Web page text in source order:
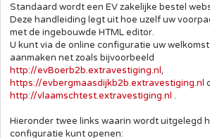
Standaard wordt een EV zakelijke bestel
Deze handleiding legt uit hoe uzelf uw
met de ingebouwde HTML editor.
U kunt via de online configuratie uw
aanmaken net zoals bijvoorbeeld
http://evBoerb2b.extravestiging.nl,
https://evbergmaasdijkb2b.extravestiging.nl
http://vlaamschtest.extravestiging.nl .
Hieronder twee links waarin wordt uitgelegd
configuratie kunt openen: